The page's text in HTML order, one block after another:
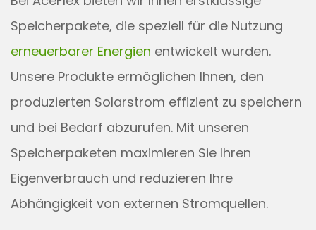
Speicherpakete, die speziell für die Nutzung
erneuerbarer Energien entwickelt wurden.
Unsere Produkte ermöglichen Ihnen, den
produzierten Solarstrom effizient zu speichern
und bei Bedarf abzurufen. Mit unseren
Speicherpaketen maximieren Sie Ihren
Eigenverbrauch und reduzieren Ihre
Abhängigkeit von externen Stromquellen.